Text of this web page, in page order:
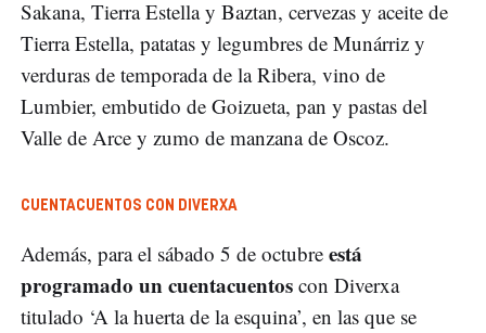
Sakana, Tierra Estella y Baztan, cervezas y aceite de
Tierra Estella, patatas y legumbres de Munárriz y
verduras de temporada de la Ribera, vino de
Lumbier, embutido de Goizueta, pan y pastas del
Valle de Arce y zumo de manzana de Oscoz.
CUENTACUENTOS CON DIVERXA
Además, para el sábado 5 de octubre está
programado un cuentacuentos con Diverxa
titulado ‘A la huerta de la esquina’, en las que se